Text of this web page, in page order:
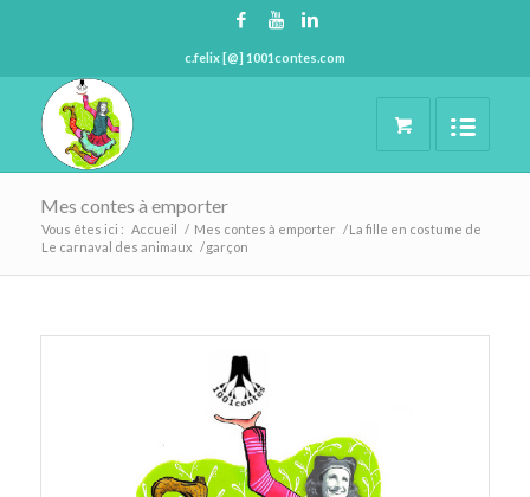
c.felix [@] 1001contes.com
Mes contes à emporter
Vous êtes ici : Accueil / Mes contes à emporter /
Le carnaval des animaux /
La fille en costume de
garçon